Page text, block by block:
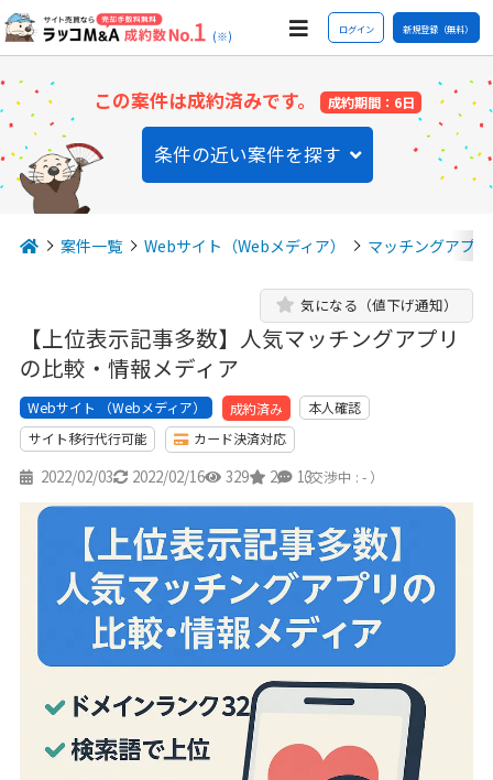
(※) ログイン 新規登録（無料）
この案件は成約済みです。 成約期間：6日
条件の近い案件を探す
案件一覧 Webサイト（Webメディア） マッチングアプリ
【上位表示記事多数】人気マッチングアプリ
の比較・情報メディア
気になる（値下げ通知）
Webサイト （Webメディア） 成約済み
本人確認
サイト移行代行可能
カード決済対応
2022/02/03 2022/02/16 329 2 13
（交渉中 : - ）